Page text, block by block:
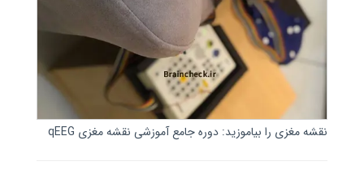
نقشه مغزی را بیاموزید: دوره جامع آموزشی نقشه مغزی qEEG